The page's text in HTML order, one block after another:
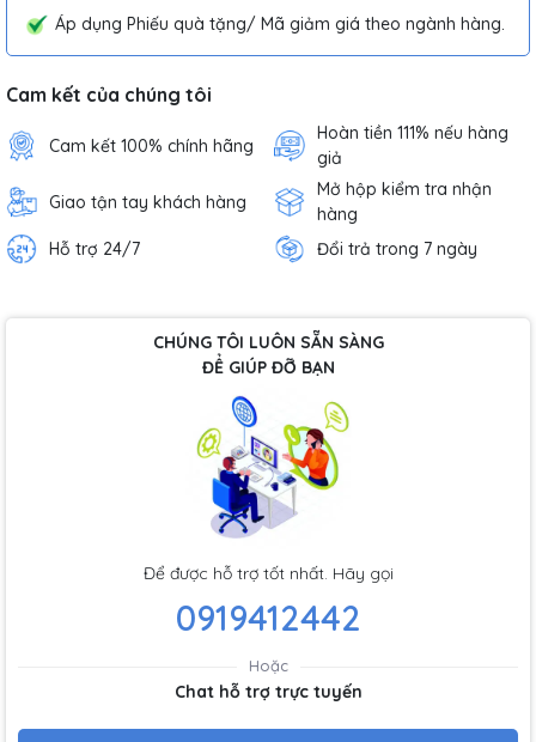
Áp dụng Phiếu quà tặng/ Mã giảm giá theo ngành hàng.
Cam kết của chúng tôi
Cam kết 100% chính hãng
Hoàn tiền 111% nếu hàng
giả
Giao tận tay khách hàng
Mở hộp kiểm tra nhận
hàng
Hỗ trợ 24/7
Đổi trả trong 7 ngày
CHÚNG TÔI LUÔN SẴN SÀNG
ĐỂ GIÚP ĐỠ BẠN
Để được hỗ trợ tốt nhất. Hãy gọi
0919412442
Hoặc
Chat hỗ trợ trực tuyến